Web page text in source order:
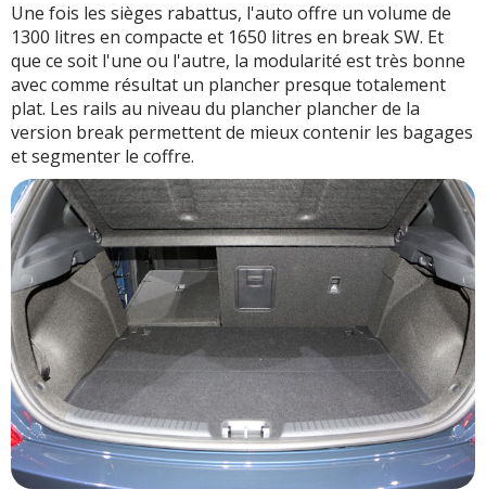
Une fois les sièges rabattus, l'auto offre un volume de
1300 litres en compacte et 1650 litres en break SW. Et
que ce soit l'une ou l'autre, la modularité est très bonne
avec comme résultat un plancher presque totalement
plat. Les rails au niveau du plancher plancher de la
version break permettent de mieux contenir les bagages
et segmenter le coffre.